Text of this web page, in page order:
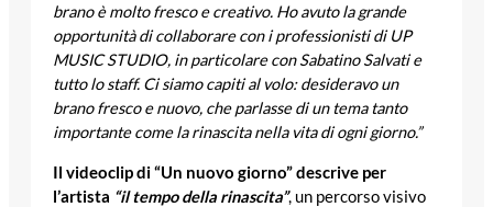
brano è molto fresco e creativo. Ho avuto la grande
opportunità di collaborare con i professionisti di UP
MUSIC STUDIO, in particolare con Sabatino Salvati e
tutto lo staff. Ci siamo capiti al volo: desideravo un
brano fresco e nuovo, che parlasse di un tema tanto
importante come la rinascita nella vita di ogni giorno.”
Il videoclip di “Un nuovo giorno” descrive per
l’artista “il tempo della rinascita”, un percorso visivo